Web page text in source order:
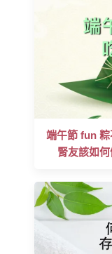
端午節 fun
腎友該如